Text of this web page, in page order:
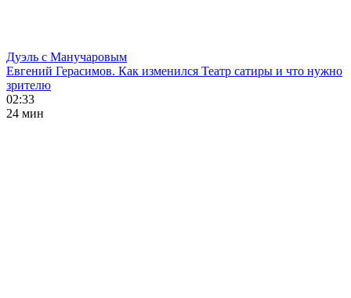
Дуэль с Манучаровым
Евгений Герасимов. Как изменился Театр сатиры и что нужно
зрителю
02:33
24 мин